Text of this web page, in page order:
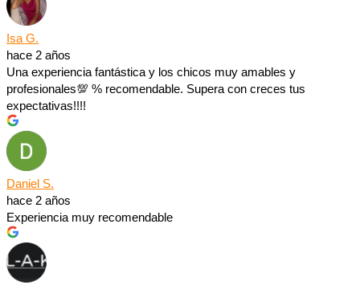
Isa G.
hace 2 años
Una experiencia fantástica y los chicos muy amables y
profesionales💯 % recomendable. Supera con creces tus
expectativas!!!!
Daniel S.
hace 2 años
Experiencia muy recomendable